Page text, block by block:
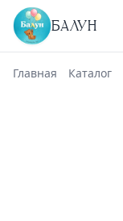
БАЛУН
Главная Каталог